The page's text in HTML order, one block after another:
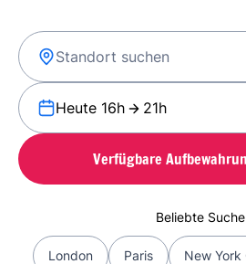
Heute 16h 21h
Verfügbare
Beliebte
London Paris New York